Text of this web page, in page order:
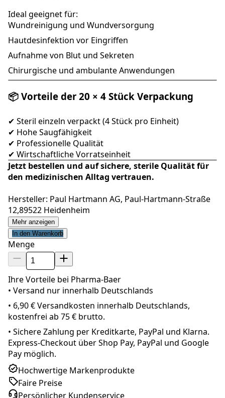
Ideal geeignet für:
Wundreinigung und Wundversorgung
Hautdesinfektion vor Eingriffen
Aufnahme von Blut und Sekreten
Chirurgische und ambulante Anwendungen
📦 Vorteile der 20 × 4 Stück Verpackung
✔ Steril einzeln verpackt (4 Stück pro Einheit)
✔ Hohe Saugfähigkeit
✔ Professionelle Qualität
✔ Wirtschaftliche Vorratseinheit
Jetzt bestellen und auf sichere, sterile Qualität für
den medizinischen Alltag vertrauen.
Hersteller: Paul Hartmann AG, Paul-Hartmann-Straße
12,89522 Heidenheim
Mehr anzeigen
In den Warenkorb
Menge
Ihre Vorteile bei Pharma-Baer
• Versand nur innerhalb Deutschlands
• 6,90 € Versandkosten innerhalb Deutschlands,
kostenfrei ab 75 € brutto.
• Sichere Zahlung per Kreditkarte, PayPal und Klarna.
Express-Checkout über Shop Pay, PayPal und Google
Pay möglich.
Hochwertige Markenprodukte
Faire Preise
Persönlicher Kundenservice